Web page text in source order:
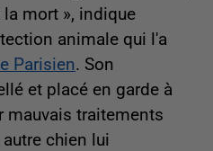
la mort », indique
animale qui l'a
Parisien. Son
et placé en garde à
mauvais traitements
chien lui